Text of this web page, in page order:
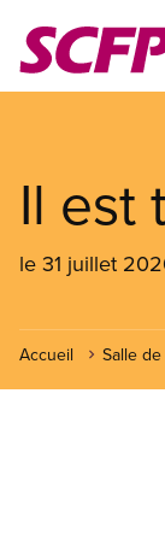
contenu
Il est
le 31 juillet
Accueil Salle